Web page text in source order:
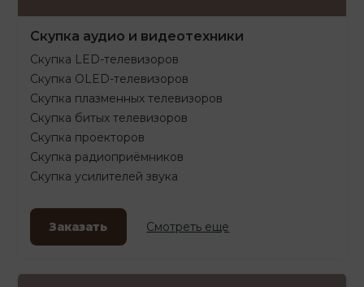
Скупка аудио и видеотехники
Скупка LED-телевизоров
Скупка OLED-телевизоров
Скупка плазменных телевизоров
Скупка битых телевизоров
Скупка проекторов
Скупка радиоприёмников
Скупка усилителей звука
Заказать Смотреть еще